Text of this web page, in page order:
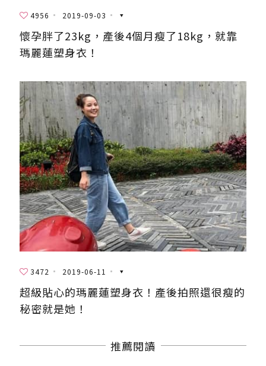
4956 2019-09-03
懷孕胖了23kg，產後4個月瘦了18kg，就靠
瑪麗蓮塑身衣！
3472 2019-06-11
超級貼心的瑪麗蓮塑身衣！產後拍照還很瘦的
秘密就是她！
推薦閱讀